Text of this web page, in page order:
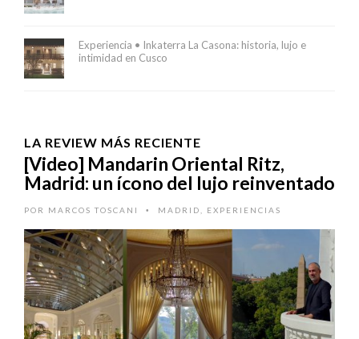
Experiencia • Inkaterra La Casona: historia, lujo e
intimidad en Cusco
LA REVIEW MÁS RECIENTE
[Video] Mandarin Oriental Ritz,
Madrid: un ícono del lujo reinventado
POR MARCOS TOSCANI • MADRID EXPERIENCIAS